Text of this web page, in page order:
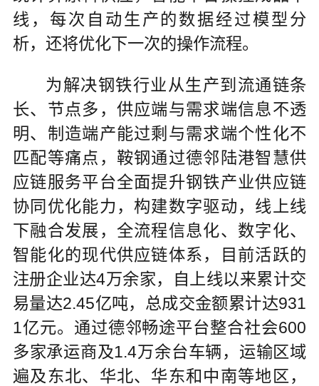
线，每次自动生产的数据经过模型分
析，还将优化下一次的操作流程。
为解决钢铁行业从生产到流通链条
长、节点多，供应端与需求端信息不透
明、制造端产能过剩与需求端个性化不
匹配等痛点，鞍钢通过德邻陆港智慧供
应链服务平台全面提升钢铁产业供应链
协同优化能力，构建数字驱动，线上线
下融合发展，全流程信息化、数字化、
智能化的现代供应链体系，目前活跃的
注册企业达4万余家，自上线以来累计交
易量达2.45亿吨，总成交金额累计达931
1亿元。通过德邻畅途平台整合社会600
多家承运商及1.4万余台车辆，运输区域
遍及东北、华北、华东和中南等地区，